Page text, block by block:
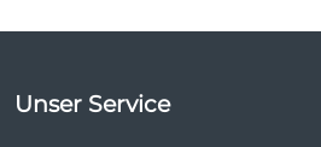
Unser Service